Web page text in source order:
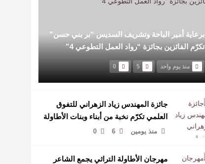
برعاية أمير الباحة وتشريف السديس “بر بني حسن”
تكرّم الفائزين بجائزة “رواد العمل التطوعي 4”
منذ يوم واحد 5
0
جائزة المهندس زياد الزهراني للتفوق
العلمي تكرّم نخبة من أبناء وبنات الأطاولة
منذ يومين 6
0
مهرجان الأطاولة التراثي يجمع الشاعر